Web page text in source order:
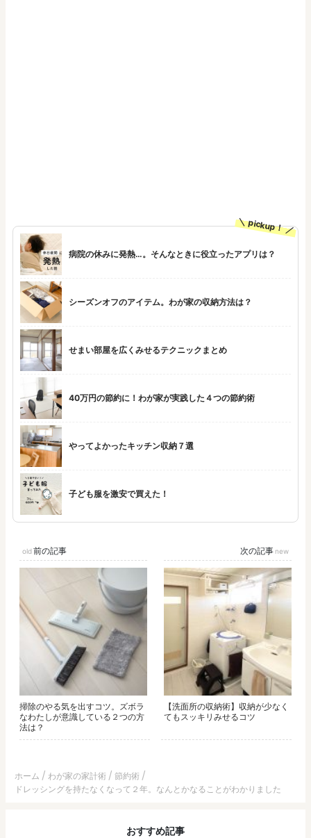
pickup！
病院の休みに発熱…。そんなときに役立ったアプリは？
シーズンオフのアイテム。わが家の収納方法は？
せまい部屋を広くみせるテクニックまとめ
40万円の節約に！わが家が実践した４つの節約術
やってよかったキッチン収納７選
子ども服を激安で買えた！
前の記事
掃除のやる気を出すコツ。ズボラ
なわたしが意識している２つの方
法は？
次の記事
【洗面所の収納術】収納が少なく
てもスッキリみせるコツ
ホーム わが家の家計術
節約術
ドレッシングを持たなくなって２年。なんとかなることがわかりました
おすすめ記事